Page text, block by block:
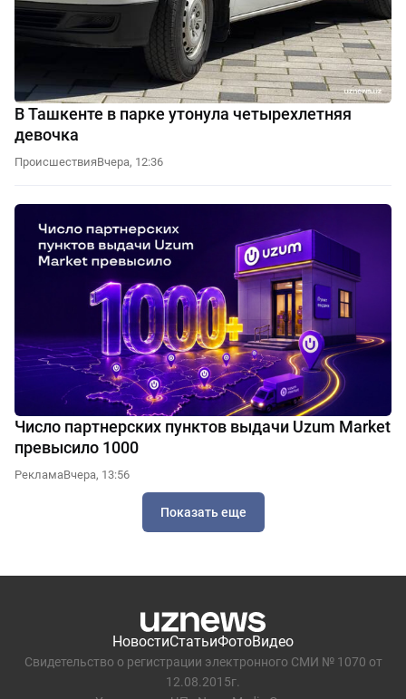
В Ташкенте в парке утонула четырехлетняя
девочка
ПроисшествияВчера, 12:36
Число партнерских пунктов выдачи Uzum Market
превысило 1000
РекламаВчера, 13:56
Показать еще
НовостиСтатьиФотоВидео
Свидетельство о регистрации электронного СМИ № 1070 от
12.08.2015г.